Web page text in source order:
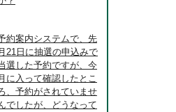
約案内システムで、先
21日に抽選の申込みで
選した予約ですが、今
に入って確認したとこ
、予約がされていませ
でしたが、どうなって